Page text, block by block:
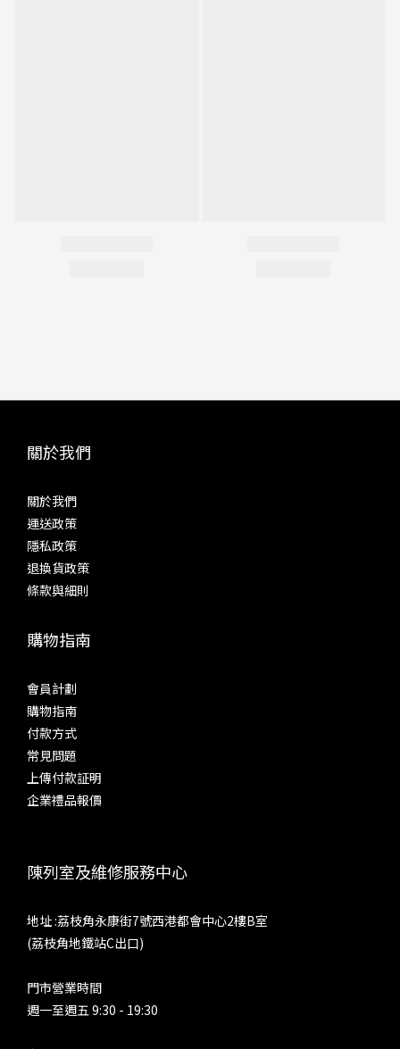
關於我們
關於我們
運送政策
隱私政策
退換貨政策
條款與細則
購物指南
會員計劃
購物指南
付款方式
常見問題
上傳付款証明
企業禮品報價
陳列室及維修服務中心
地址 :荔枝角永康街7號西港都會中心2樓B室
(荔枝角地鐵站C出口)
門市營業時間
週一至週五 9:30 - 19:30